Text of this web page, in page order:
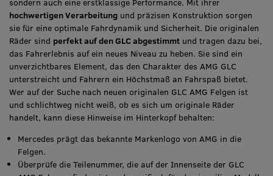
sondern auch eine erstklassige Performance. Mit ihrer
hochwertigen Verarbeitung und präzisen Konstruktion sorgen
sie für eine optimale Fahrdynamik und Sicherheit. Die originalen
Räder sind perfekt auf den GLC abgestimmt und tragen dazu bei,
das Fahrerlebnis auf ein neues Niveau zu heben. Sie sind ein
unverzichtbares Element, das den Charakter des AMG GLC
unterstreicht und Fahrern ein Höchstmaß an Fahrspaß bietet.
Wer auf der Suche nach neuen originalen GLC AMG Felgen ist
und schlichtweg nicht weiß, ob es sich um originale Räder
handelt, kann diese Hinweise im Hinterkopf behalten:
Mercedes prägt das bekannte Markenlogo von AMG in die
Felgen.
Überprüfe die Teilenummer, die auf der Innenseite der GLC